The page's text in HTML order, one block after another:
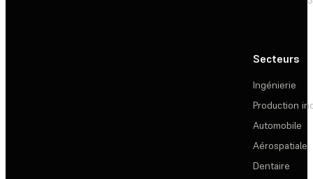
Secteurs
Ingénierie
Production
Automobile
Aérospatiale
Dentaire